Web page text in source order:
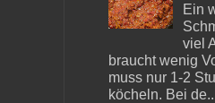
Ein
viel
braucht wenig
muss nur 1-2
köcheln. Bei